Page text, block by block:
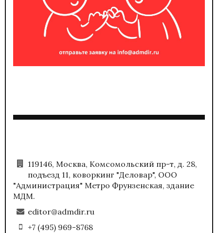
119146, Москва, Комсомольский пр-т, д. 28,
подъезд 11, коворкинг "Деловар", ООО
"Администрация" Метро Фрунзенская, здание
МДМ.
editor@admdir.ru
+7 (495) 969-8768